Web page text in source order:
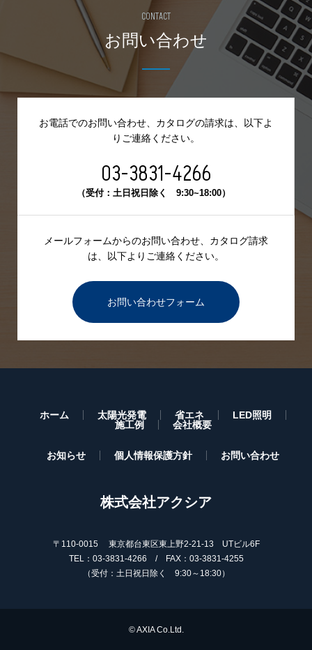
CONTACT
お問い合わせ
お電話でのお問い合わせ、カタログの請求は、
以下よ
りご連絡ください。
03-3831-4266
（受付：土日祝日除く 9:30~18:00）
メールフォームからのお問い合わせ、カタログ請求
は、
以下よりご連絡ください。
お問い合わせフォーム
ホーム 太陽光発電 省エネ
LED照明
施工例
会社概要
お知らせ 個人情報保護方針 お問い合わせ
株式会社アクシア
〒110-0015 東京都台東区東上野2-21-13 UTビル6F
TEL：03-3831-4266 / FAX：03-3831-4255
（受付：土日祝日除く 9:30～18:30）
© AXIA Co.Ltd.